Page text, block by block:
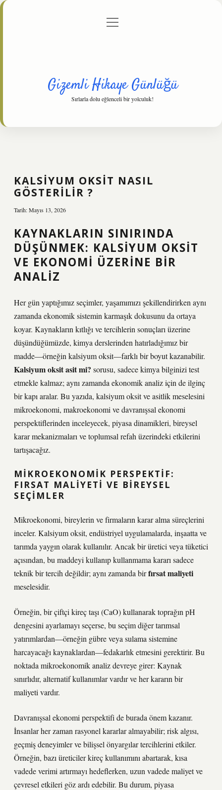
Gizlilik Politikası
menüyü
Gizemli Hikaye Günlüğü
Sırlarla dolu eğlenceli bir yolculuk!
KALSIYUM OKSIT NASIL
GÖSTERILIR ?
Tarih: Mayıs 13, 2026
KAYNAKLARIN SINIRINDA
DÜŞÜNMEK: KALSIYUM OKSIT
VE EKONOMI ÜZERINE BIR
ANALIZ
Her gün yaptığımız seçimler, yaşamımızı şekillendirirken aynı
zamanda ekonomik sistemin karmaşık dokusunu da ortaya
koyar. Kaynakların kıtlığı ve tercihlerin sonuçları üzerine
düşündüğümüzde, kimya derslerinden hatırladığımız bir
madde—örneğin kalsiyum oksit—farklı bir boyut kazanabilir.
Kalsiyum oksit asit mi? sorusu, sadece kimya bilginizi test
etmekle kalmaz; aynı zamanda ekonomik analiz için de ilginç
bir kapı aralar. Bu yazıda, kalsiyum oksit ve asitlik meselesini
mikroekonomi, makroekonomi ve davranışsal ekonomi
perspektiflerinden inceleyecek, piyasa dinamikleri, bireysel
karar mekanizmaları ve toplumsal refah üzerindeki etkilerini
tartışacağız.
MIKROEKONOMIK PERSPEKTIF:
FIRSAT MALIYETI VE BIREYSEL
SEÇIMLER
Mikroekonomi, bireylerin ve firmaların karar alma süreçlerini
inceler. Kalsiyum oksit, endüstriyel uygulamalarda, inşaatta ve
tarımda yaygın olarak kullanılır. Ancak bir üretici veya tüketici
açısından, bu maddeyi kullanıp kullanmama kararı sadece
teknik bir tercih değildir; aynı zamanda birfırsat maliyeti
meselesidir.
Örneğin, bir çiftçi kireç taşı (CaO) kullanarak toprağın pH
dengesini ayarlamayı seçerse, bu seçim diğer tarımsal
yatırımlardan—örneğin gübre veya sulama sistemine
harcayacağı kaynaklardan—fedakarlık etmesini gerektirir. Bu
noktada mikroekonomik analiz devreye girer: Kaynak
sınırlıdır, alternatif kullanımlar vardır ve her kararın bir
maliyeti vardır.
Davranışsal ekonomi perspektifi de burada önem kazanır.
İnsanlar her zaman rasyonel kararlar almayabilir; risk algısı,
geçmiş deneyimler ve bilişsel önyargılar tercihlerini etkiler.
Örneğin, bazı üreticiler kireç kullanımını abartarak, kısa
vadede verimi artırmayı hedeflerken, uzun vadede maliyet ve
çevresel etkileri göz ardı edebilir. Bu durum, piyasa